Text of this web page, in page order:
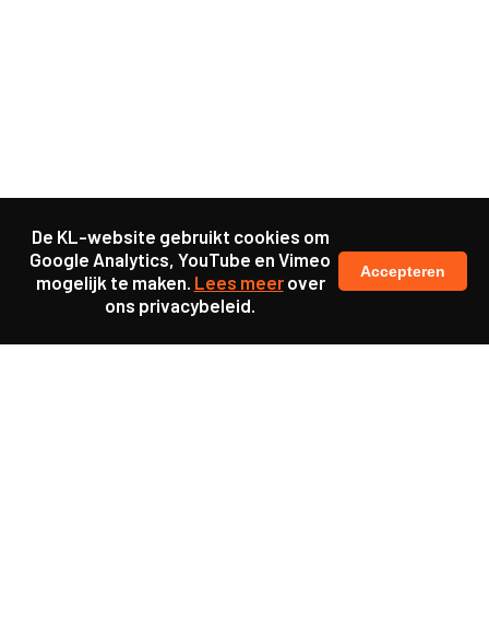
De KL-website gebruikt cookies om
Google Analytics, YouTube en Vimeo
mogelijk te maken. Lees meerover
ons privacybeleid.
Accepteren